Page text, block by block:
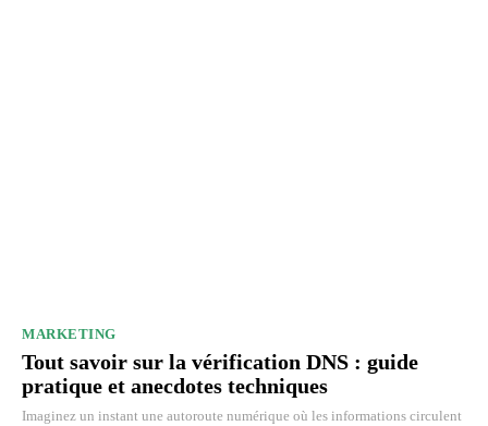
MARKETING
Tout savoir sur la vérification DNS : guide
pratique et anecdotes techniques
Imaginez un instant une autoroute numérique où les informations circulent